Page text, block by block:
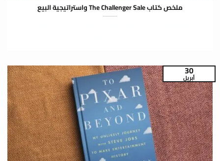
ملخص كتاب The Challenger Sale واستراتيجية البيع
30
أبريل